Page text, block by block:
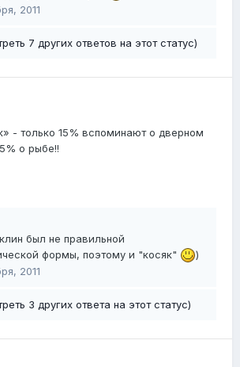
2011
7 других ответов на этот статус)
- только 15% вспоминают о дверном
о рыбе!!
был не правильной
формы, поэтому и "косяк"
)
2011
3 других ответа на этот статус)